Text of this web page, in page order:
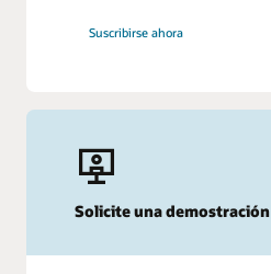
Suscribirse ahora
Solicite una demostración